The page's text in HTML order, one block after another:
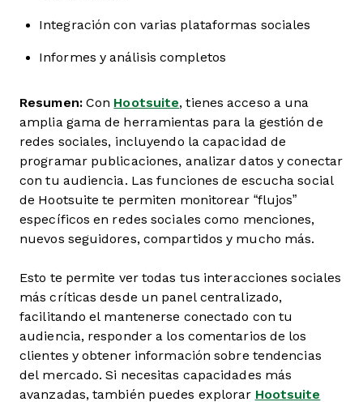
Integración con varias plataformas sociales
Informes y análisis completos
Resumen: Con Hootsuite, tienes acceso a una
amplia gama de herramientas para la gestión de
redes sociales, incluyendo la capacidad de
programar publicaciones, analizar datos y conectar
con tu audiencia. Las funciones de escucha social
de Hootsuite te permiten monitorear “flujos”
específicos en redes sociales como menciones,
nuevos seguidores, compartidos y mucho más.
Esto te permite ver todas tus interacciones sociales
más críticas desde un panel centralizado,
facilitando el mantenerse conectado con tu
audiencia, responder a los comentarios de los
clientes y obtener información sobre tendencias
del mercado. Si necesitas capacidades más
avanzadas, también puedes explorar Hootsuite